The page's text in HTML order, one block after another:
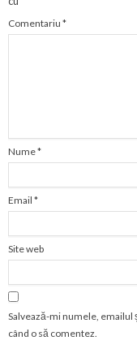
Comentariu *
Nume*
Email *
Site web
Salvează-mi numele, emailul
când o să comentez.